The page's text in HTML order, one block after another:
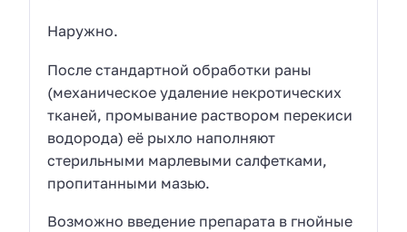
Наружно.
После стандартной обработки раны
(механическое удаление некротических
тканей, промывание раствором перекиси
водорода) её рыхло наполняют
стерильными марлевыми салфетками,
пропитанными мазью.
Возможно введение препарата в гнойные